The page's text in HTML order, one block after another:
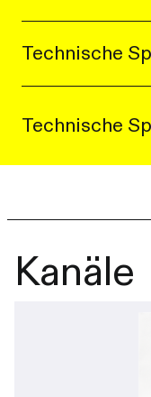
Technische
Technische
Kanäle